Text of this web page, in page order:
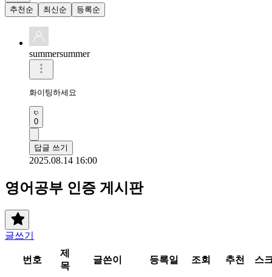
추천순
최신순 등록순
summersummer
화이팅하세요
0
답글 쓰기
2025.08.14 16:00
영어공부 인증 게시판
글쓰기
번호
제
목
글쓴이 등록일 조회 추천 스